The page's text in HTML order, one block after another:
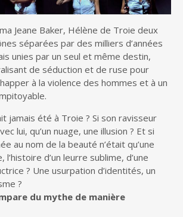
Jeane Baker, Hélène de Troie deux
séparées par des milliers d’années
unies par un seul et même destin,
de séduction et de ruse pour
à la violence des hommes et à un
jamais été à Troie ? Si son ravisseur
lui, qu’un nuage, une illusion ? Et si
au nom de la beauté n’était qu’une
d’un leurre sublime, d’une
? Une usurpation d’identités, un
?
du mythe de manière